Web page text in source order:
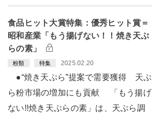
食品ヒット大賞特集：優秀ヒット賞＝
昭和産業「もう揚げない！！焼き天ぷ
らの素」
粉類 特集 2025.02.20
●“焼き天ぷら”提案で需要獲得 天ぷ
ら粉市場の増加にも貢献 「もう揚げ
ない!!焼き天ぷらの素」は、天ぷら調